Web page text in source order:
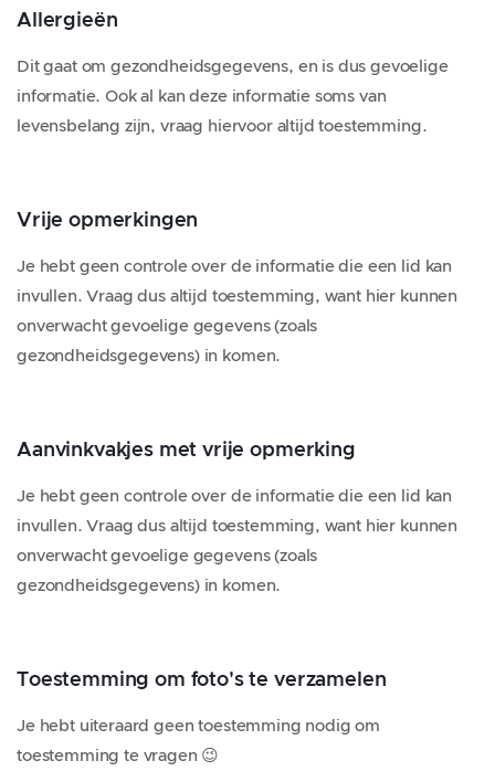
Allergieën
Dit gaat om gezondheidsgegevens, en is dus gevoelige
informatie. Ook al kan deze informatie soms van
levensbelang zijn, vraag hiervoor altijd toestemming.
Vrije opmerkingen
Je hebt geen controle over de informatie die een lid kan
invullen. Vraag dus altijd toestemming, want hier kunnen
onverwacht gevoelige gegevens (zoals
gezondheidsgegevens) in komen.
Aanvinkvakjes met vrije opmerking
Je hebt geen controle over de informatie die een lid kan
invullen. Vraag dus altijd toestemming, want hier kunnen
onverwacht gevoelige gegevens (zoals
gezondheidsgegevens) in komen.
Toestemming om foto's te verzamelen
Je hebt uiteraard geen toestemming nodig om
toestemming te vragen 😉